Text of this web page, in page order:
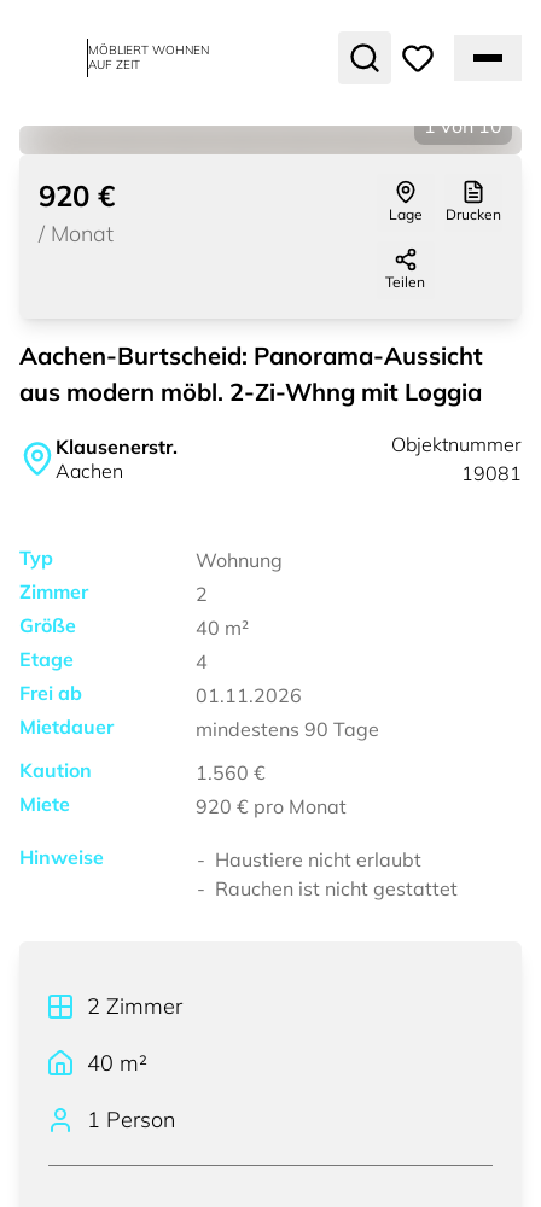
MÖBLIERT WOHNEN
AUF ZEIT
1 von 10
920 €
/ Monat
Lage Drucken
Teilen
Aachen-Burtscheid: Panorama-Aussicht
aus modern möbl. 2-Zi-Whng mit Loggia
Klausenerstr.
Aachen
Objektnummer
19081
Typ
Wohnung
Zimmer
2
Größe
40 m²
Etage
4
Frei ab
01.11.2026
Mietdauer
mindestens 90 Tage
Kaution
1.560 €
Miete
920 € pro Monat
Hinweise
Haustiere nicht erlaubt
Rauchen ist nicht gestattet
2 Zimmer
40 m²
1 Person